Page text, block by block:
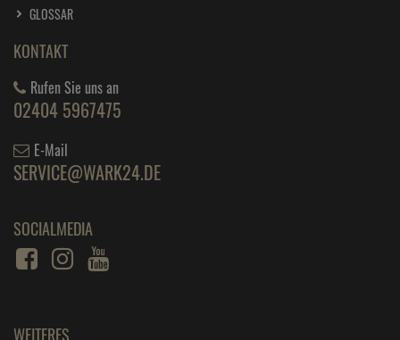
GLOSSAR
KONTAKT
Rufen Sie uns an
02404 5967475
E-Mail
SERVICE@WARK24.DE
SOCIALMEDIA
WEITERES